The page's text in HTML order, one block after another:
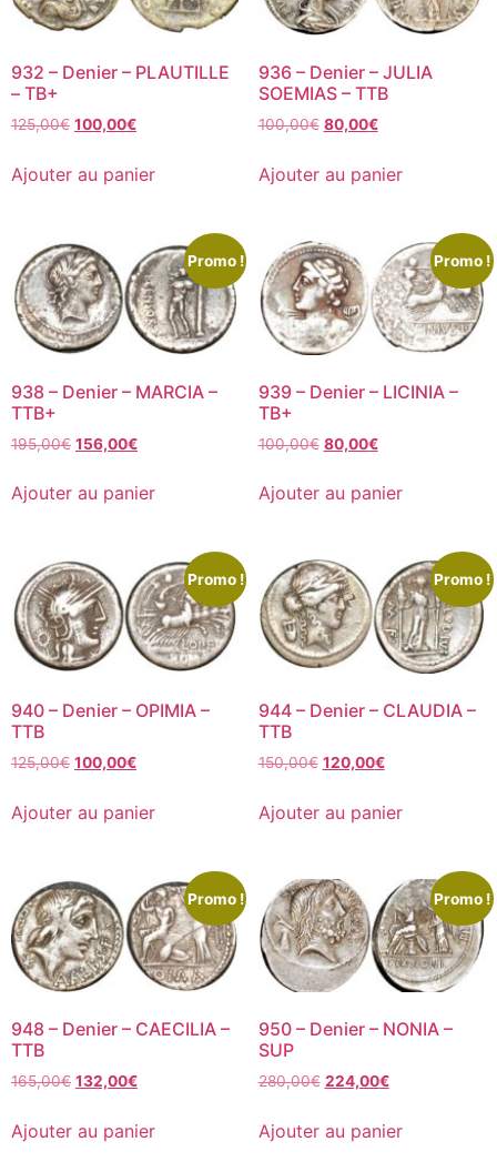
932 – Denier – PLAUTILLE
– TB+
125,00€ 100,00€
Ajouter au panier
936 – Denier – JULIA
SOEMIAS – TTB
100,00€ 80,00€
Ajouter au panier
Promo !
938 – Denier – MARCIA –
TTB+
195,00€ 156,00€
Ajouter au panier
Promo !
939 – Denier – LICINIA –
TB+
100,00€ 80,00€
Ajouter au panier
Promo !
940 – Denier – OPIMIA –
TTB
125,00€ 100,00€
Ajouter au panier
Promo !
944 – Denier – CLAUDIA –
TTB
150,00€ 120,00€
Ajouter au panier
Promo !
948 – Denier – CAECILIA –
TTB
165,00€ 132,00€
Ajouter au panier
Promo !
950 – Denier – NONIA –
SUP
280,00€ 224,00€
Ajouter au panier